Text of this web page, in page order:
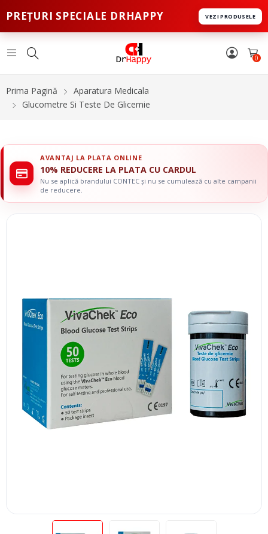
PREȚURI SPECIALE DRHAPPY VEZI PRODUSELE
0
Prima Pagină
Aparatura Medicala
Glucometre Si Teste De Glicemie
AVANTAJ LA PLATA ONLINE
10% REDUCERE LA PLATA CU CARDUL
Nu se aplică brandului CONTEC și nu se cumulează cu alte campanii
de reducere.